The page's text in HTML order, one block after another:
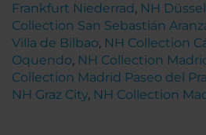
Frankfurt Niederrad, NH
Collection San Sebastián
Villa de Bilbao, NH Collection
Oquendo, NH Collection
Collection Madrid Paseo del
NH Graz City, NH Collection